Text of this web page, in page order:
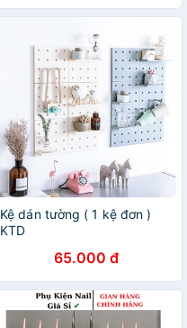
Kệ dán tường ( 1 kệ đơn )
KTD
65.000 đ